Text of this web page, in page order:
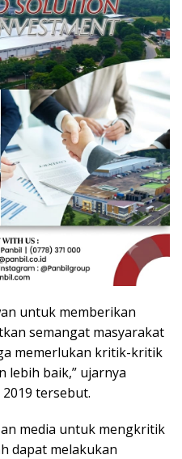
untuk memberikan
semangat masyarakat
memerlukan kritik-kritik
lebih baik,” ujarnya
tersebut.
media untuk mengkritik
dapat melakukan